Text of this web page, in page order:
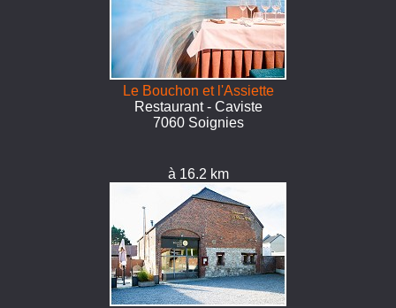
Le Bouchon et l'Assiette
Restaurant - Caviste
7060 Soignies
à 16.2 km